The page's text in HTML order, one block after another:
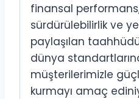
finansal
sürdürülebilirlik ve
paylaşılan
dünya
müşterilerimizle
kurmayı amaç